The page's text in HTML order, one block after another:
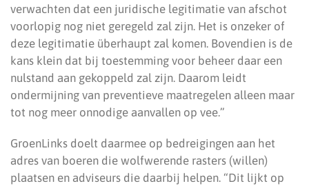
verwachten dat een juridische legitimatie van afschot
voorlopig nog niet geregeld zal zijn. Het is onzeker of
deze legitimatie überhaupt zal komen. Bovendien is de
kans klein dat bij toestemming voor beheer daar een
nulstand aan gekoppeld zal zijn. Daarom leidt
ondermijning van preventieve maatregelen alleen maar
tot nog meer onnodige aanvallen op vee.”
GroenLinks doelt daarmee op bedreigingen aan het
adres van boeren die wolfwerende rasters (willen)
plaatsen en adviseurs die daarbij helpen. “Dit lijkt op